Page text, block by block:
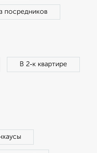
посредников
В 2‑к квартире